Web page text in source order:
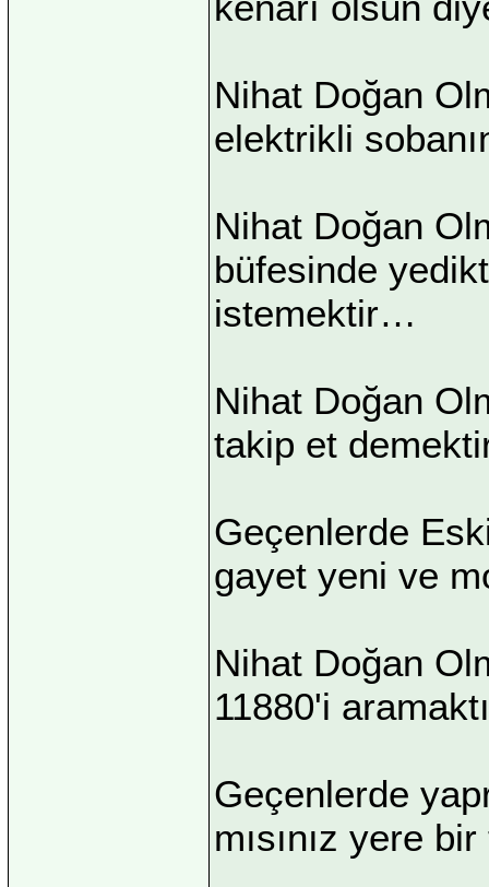
Nihat Doğan
elektrikli
Nihat Doğan
büfesinde
istemektir…
Nihat Doğan
takip et
Geçenlerde
gayet yeni ve
Nihat Doğan
11880'i
Geçenlerde
mısınız yere